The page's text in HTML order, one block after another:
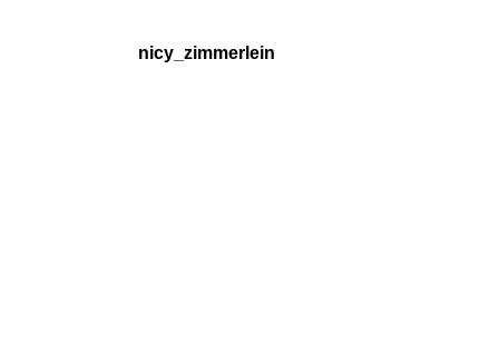
nicy_zimmerlein